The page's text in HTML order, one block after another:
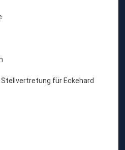
Stellvertretung für Eckehard